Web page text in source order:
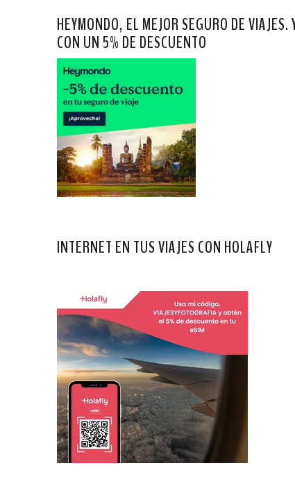
HEYMONDO, EL MEJOR SEGURO DE VIAJES.
CON UN 5% DE DESCUENTO
INTERNET EN TUS VIAJES CON HOLAFLY